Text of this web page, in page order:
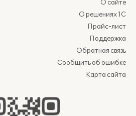
О сайте
О решениях 1С
Прайс-лист
Поддержка
Обратная связь
Сообщить об ошибке
Карта сайта